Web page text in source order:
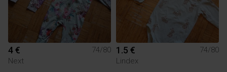
4 €
74/80
Next
1.5 €
74/80
Lindex